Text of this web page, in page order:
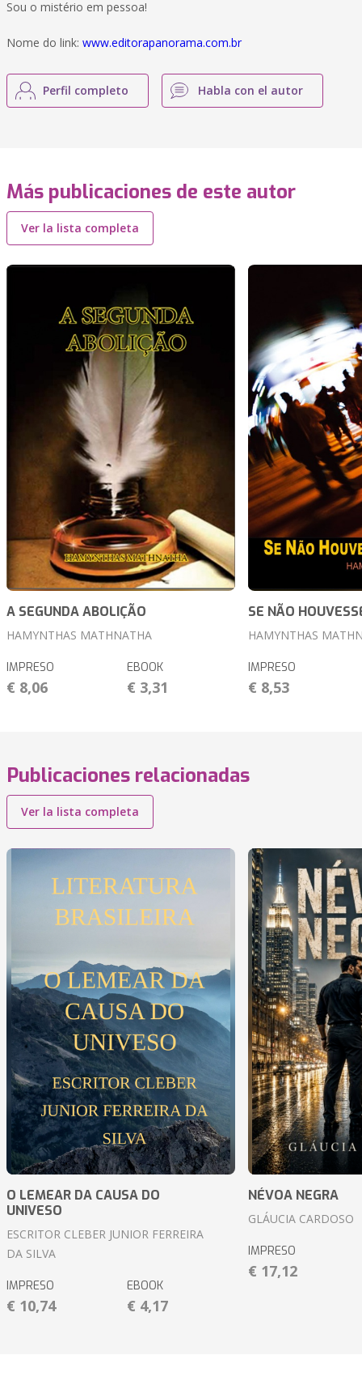
Sou o mistério em pessoa!
Nome do link: www.editorapanorama.com.br
Perfil completo Habla con el autor
Más publicaciones de este autor
Ver la lista completa
A SEGUNDA ABOLIÇÃO
HAMYNTHAS MATHNATHA
IMPRESO
€ 8,06
EBOOK
€ 3,31
SE NÃO
HAMYNTHAS
IMPRESO
€ 8,53
Publicaciones relacionadas
Ver la lista completa
O LEMEAR DA CAUSA DO
UNIVESO
ESCRITOR CLEBER JUNIOR FERREIRA
DA SILVA
IMPRESO
€ 10,74
EBOOK
€ 4,17
NÉVOA NEGRA
GLÁUCIA CARDOSO
IMPRESO
€ 17,12